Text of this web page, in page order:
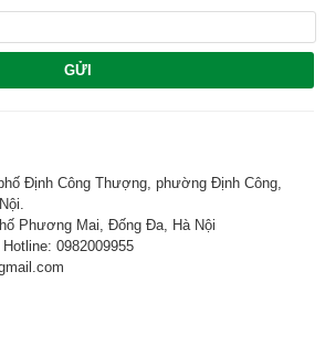
GỬI
Định Công Thượng, phường Định Công,
Phương Mai, Đống Đa, Hà Nội
0982009955